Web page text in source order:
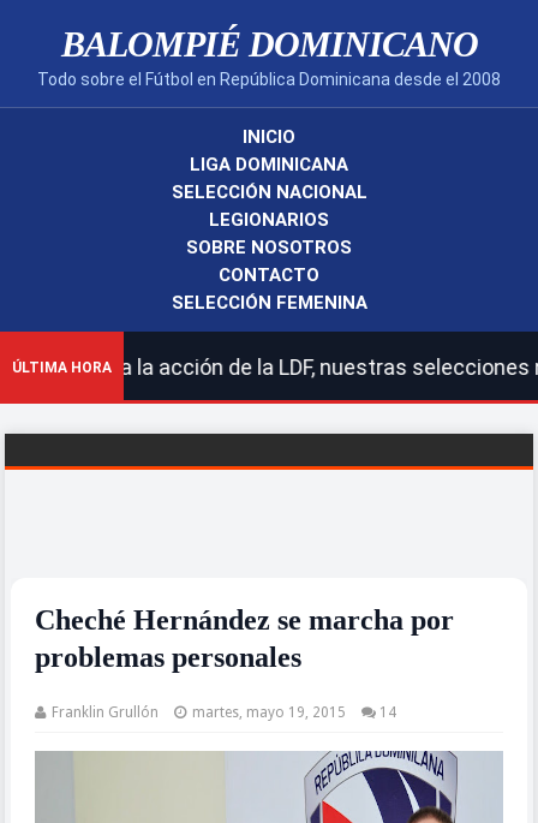
BALOMPIÉ DOMINICANO
Todo sobre el Fútbol en República Dominicana desde el 2008
INICIO
LIGA DOMINICANA
SELECCIÓN NACIONAL
LEGIONARIOS
SOBRE NOSOTROS
CONTACTO
SELECCIÓN FEMENINA
ÚLTIMA HORA
la acción de la LDF, nuestras selecciones
Cheché Hernández se marcha por
problemas personales
Franklin Grullón martes, mayo 19, 2015 14